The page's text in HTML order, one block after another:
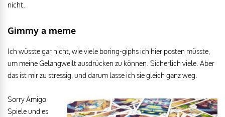
nicht.
Gimmy a meme
Ich wüsste gar nicht, wie viele boring-giphs ich hier posten müsste,
um meine Gelangweilt ausdrücken zu können. Sicherlich viele. Aber
das ist mir zu stressig, und darum lasse ich sie gleich ganz weg.
Sorry Amigo
Spiele und es